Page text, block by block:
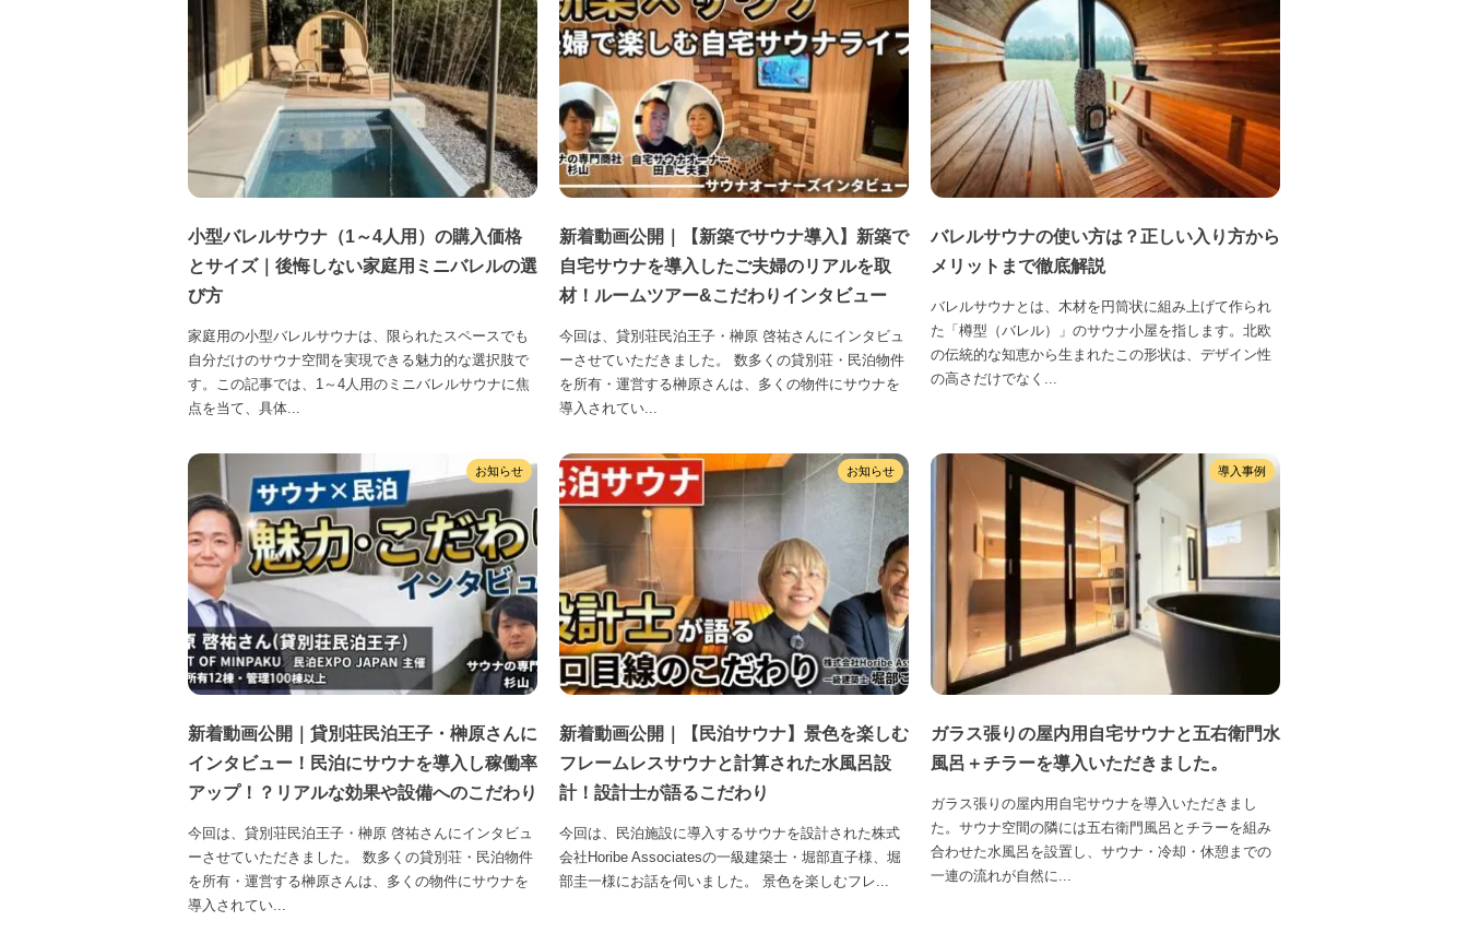
小型バレルサウナ（1～4人用）の購入価格
とサイズ｜後悔しない家庭用ミニバレルの選
び方
家庭用の小型バレルサウナは、限られたスペースでも
自分だけのサウナ空間を実現できる魅力的な選択肢で
す。この記事では、1～4人用のミニバレルサウナに焦
点を当て、具体...
新着動画公開｜【新築でサウナ導入】新築で
自宅サウナを導入したご夫婦のリアルを取
材！ルームツアー&こだわりインタビュー
今回は、貸別荘民泊王子・榊原 啓祐さんにインタビュ
ーさせていただきました。 数多くの貸別荘・民泊物件
を所有・運営する榊原さんは、多くの物件にサウナを
導入されてい...
バレルサウナの使い方は？正しい入り方から
メリットまで徹底解説
バレルサウナとは、木材を円筒状に組み上げて作られ
た「樽型（バレル）」のサウナ小屋を指します。北欧
の伝統的な知恵から生まれたこの形状は、デザイン性
の高さだけでなく...
お知らせ
新着動画公開｜貸別荘民泊王子・榊原さんに
インタビュー！民泊にサウナを導入し稼働率
アップ！？リアルな効果や設備へのこだわり
今回は、貸別荘民泊王子・榊原 啓祐さんにインタビュ
ーさせていただきました。 数多くの貸別荘・民泊物件
を所有・運営する榊原さんは、多くの物件にサウナを
導入されてい...
お知らせ
新着動画公開｜【民泊サウナ】景色を楽しむ
フレームレスサウナと計算された水風呂設
計！設計士が語るこだわり
今回は、民泊施設に導入するサウナを設計された株式
会社Horibe Associatesの一級建築士・堀部直子様、堀
部圭一様にお話を伺いました。 景色を楽しむフレ...
導入事例
ガラス張りの屋内用自宅サウナと五右衛門水
風呂＋チラーを導入いただきました。
ガラス張りの屋内用自宅サウナを導入いただきまし
た。サウナ空間の隣には五右衛門風呂とチラーを組み
合わせた水風呂を設置し、サウナ・冷却・休憩までの
一連の流れが自然に...